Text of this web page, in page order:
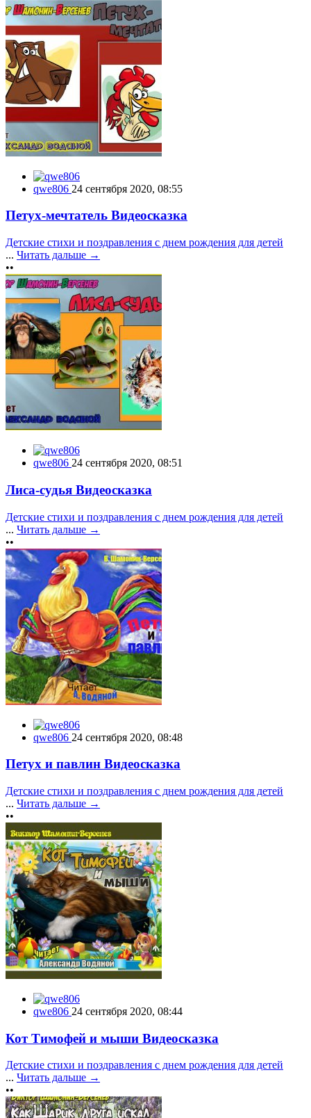
qwe806 24 сентября 2020, 08:55
Петух-мечтатель Видеосказка
Детские стихи и поздравления с днем рождения для детей
... Читать дальше →
••
qwe806 24 сентября 2020, 08:51
Лиса-судья Видеосказка
Детские стихи и поздравления с днем рождения для детей
... Читать дальше →
••
qwe806 24 сентября 2020, 08:48
Петух и павлин Видеосказка
Детские стихи и поздравления с днем рождения для детей
... Читать дальше →
••
qwe806 24 сентября 2020, 08:44
Кот Тимофей и мыши Видеосказка
Детские стихи и поздравления с днем рождения для детей
... Читать дальше →
••